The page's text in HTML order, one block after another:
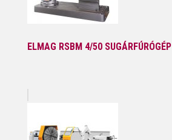
ELMAG RSBM 4/50 SUGÁRFÚRÓGÉP